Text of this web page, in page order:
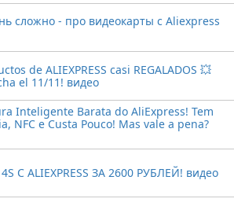
сложно - про видеокарты с Aliexpress
de ALIEXPRESS casi REGALADOS 💥
el 11/11! видео
Inteligente Barata do AliExpress! Tem
NFC e Custa Pouco! Mas vale a pena?
С ALIEXPRESS ЗА 2600 РУБЛЕЙ! видео